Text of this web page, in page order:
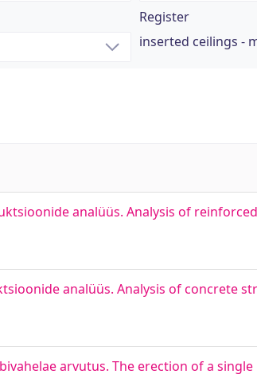
Register
inserted ceilings -
analüüs. Analysis of
analüüs. Analysis of concrete
arvutus. The erection of a